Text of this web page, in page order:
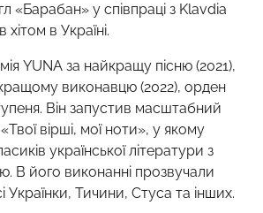
«Барабан» у співпраці з Klavdia
в Україні.
YUNA за найкращу пісню (2021),
виконавцю (2022), орден
Він запустив масштабний
вірші, мої ноти», у якому
української літератури з
В його виконанні прозвучали
Українки, Тичини, Стуса та інших.